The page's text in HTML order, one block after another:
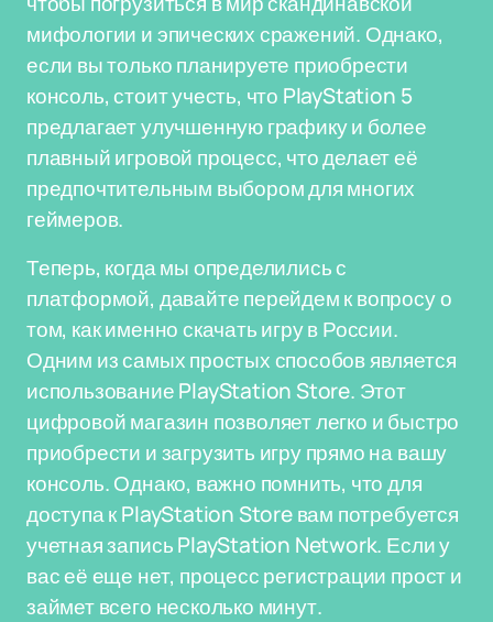
мифологии и эпических сражений. Однако,
если вы только планируете приобрести
консоль, стоит учесть, что PlayStation 5
предлагает улучшенную графику и более
плавный игровой процесс, что делает её
предпочтительным выбором для многих
геймеров.
Теперь, когда мы определились с
платформой, давайте перейдем к вопросу о
том, как именно скачать игру в России.
Одним из самых простых способов является
использование PlayStation Store. Этот
цифровой магазин позволяет легко и быстро
приобрести и загрузить игру прямо на вашу
консоль. Однако, важно помнить, что для
доступа к PlayStation Store вам потребуется
учетная запись PlayStation Network. Если у
вас её еще нет, процесс регистрации прост и
займет всего несколько минут.